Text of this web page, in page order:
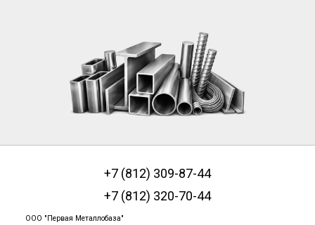
+7 (812) 309-87-44
+7 (812) 320-70-44
ООО "Первая Металлобаза"